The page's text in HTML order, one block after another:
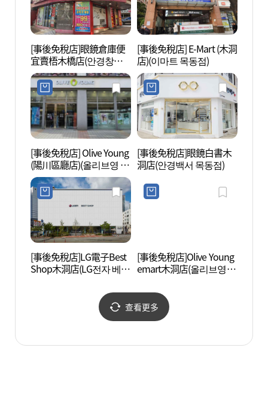
[事後免稅店]眼鏡倉庫便
宜賣梧木橋店(안경창고
싸군 오목교점)
[事後免稅店] E-Mart (木洞
店)(이마트 목동점)
[事後免稅店] Olive Young
(陽川區廳店)(올리브영 양
천구청점)
[事後免稅店]眼鏡白書木
洞店(안경백서 목동점)
[事後免稅店]LG電子Best
Shop木洞店(LG전자 베스
[事後免稅店]Olive Young
emart木洞店(올리브영 이
查看更多